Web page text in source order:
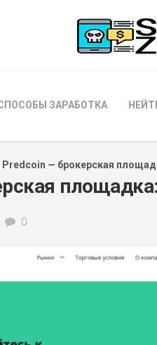
ЗАРАБОТКА
Predcoin — брокерская
0